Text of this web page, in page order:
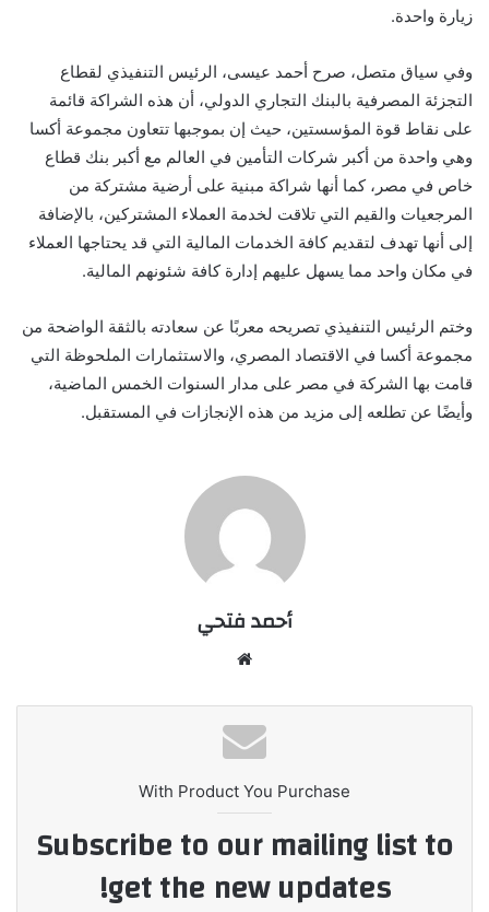
زيارة واحدة.
وفي سياق متصل، صرح أحمد عيسى، الرئيس التنفيذي لقطاع
التجزئة المصرفية بالبنك التجاري الدولي، أن هذه الشراكة قائمة
على نقاط قوة المؤسستين، حيث إن بموجبها تتعاون مجموعة أكسا
وهي واحدة من أكبر شركات التأمين في العالم مع أكبر بنك قطاع
خاص في مصر، كما أنها شراكة مبنية على أرضية مشتركة من
المرجعيات والقيم التي تلاقت لخدمة العملاء المشتركين، بالإضافة
إلى أنها تهدف لتقديم كافة الخدمات المالية التي قد يحتاجها العملاء
في مكان واحد مما يسهل عليهم إدارة كافة شئونهم المالية.
وختم الرئيس التنفيذي تصريحه معربًا عن سعادته بالثقة الواضحة من
مجموعة أكسا في الاقتصاد المصري، والاستثمارات الملحوظة التي
قامت بها الشركة في مصر على مدار السنوات الخمس الماضية،
وأيضًا عن تطلعه إلى مزيد من هذه الإنجازات في المستقبل.
أحمد فتحي
With Product You Purchase
Subscribe to our mailing list to
get the new updates!